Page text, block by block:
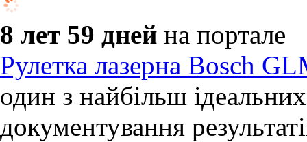
8 лет 59 дней на портале
Рулетка лазерна Bosch
один з найбільш
документування